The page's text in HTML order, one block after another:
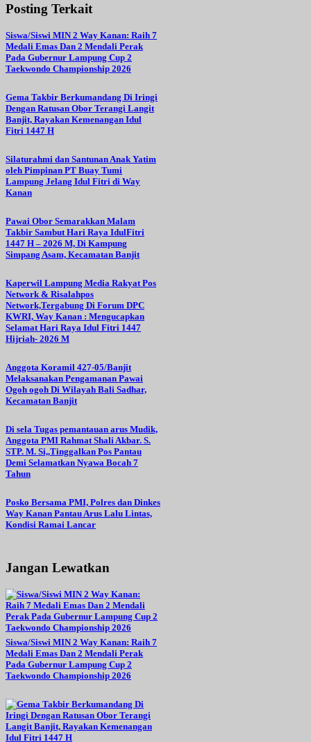
Posting Terkait
Siswa/Siswi MIN 2 Way Kanan: Raih 7
Medali Emas Dan 2 Mendali Perak
Pada Gubernur Lampung Cup 2
Taekwondo Championship 2026
Gema Takbir Berkumandang Di Iringi
Dengan Ratusan Obor Terangi Langit
Banjit, Rayakan Kemenangan Idul
Fitri 1447 H
Silaturahmi dan Santunan Anak Yatim
oleh Pimpinan PT Buay Tumi
Lampung Jelang Idul Fitri di Way
Kanan
Pawai Obor Semarakkan Malam
Takbir Sambut Hari Raya IdulFitri
1447 H – 2026 M, Di Kampung
Simpang Asam, Kecamatan Banjit
Kaperwil Lampung Media Rakyat Pos
Network & Risalahpos
Network,Tergabung Di Forum DPC
KWRI, Way Kanan : Mengucapkan
Selamat Hari Raya Idul Fitri 1447
Hijriah- 2026 M
Anggota Koramil 427-05/Banjit
Melaksanakan Pengamanan Pawai
Ogoh ogoh Di Wilayah Bali Sadhar,
Kecamatan Banjit
Di sela Tugas pemantauan arus Mudik,
Anggota PMI Rahmat Shali Akbar. S.
STP. M. Si,,Tinggalkan Pos Pantau
Demi Selamatkan Nyawa Bocah 7
Tahun
Posko Bersama PMI, Polres dan Dinkes
Way Kanan Pantau Arus Lalu Lintas,
Kondisi Ramai Lancar
Jangan Lewatkan
Siswa/Siswi MIN 2 Way Kanan: Raih 7
Medali Emas Dan 2 Mendali Perak
Pada Gubernur Lampung Cup 2
Taekwondo Championship 2026